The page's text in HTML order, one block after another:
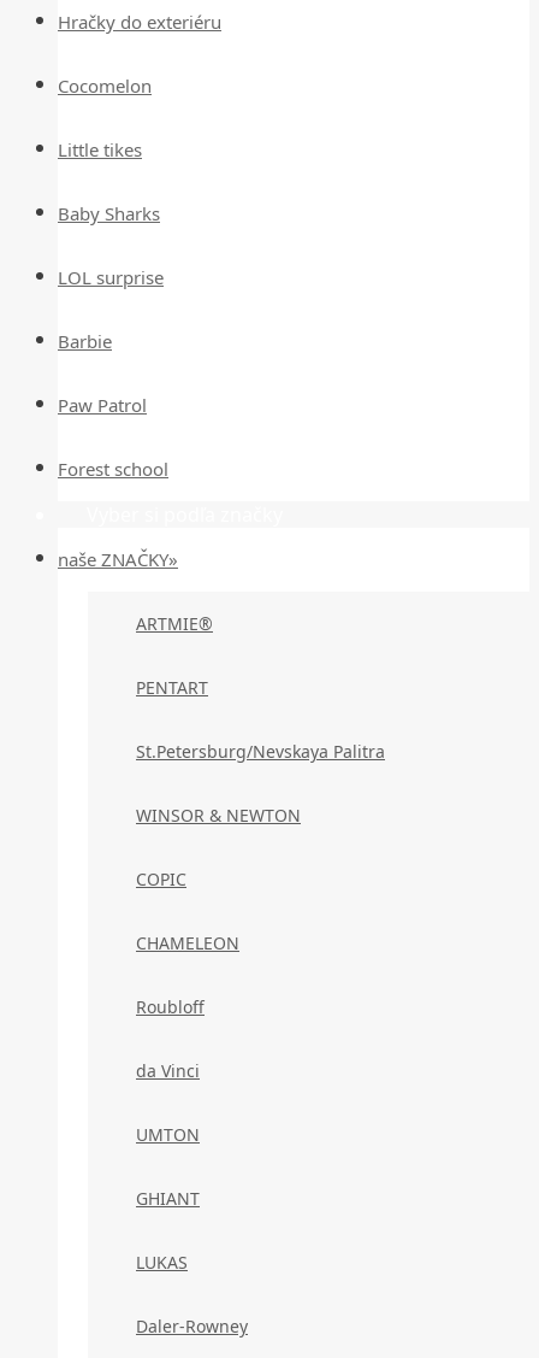
Hračky do exteriéru
Cocomelon
Little tikes
Baby Sharks
LOL surprise
Barbie
Paw Patrol
Forest school
naše ZNAČKY»
ARTMIE®
PENTART
St.Petersburg/Nevskaya Palitra
WINSOR & NEWTON
COPIC
CHAMELEON
Roubloff
da Vinci
UMTON
GHIANT
LUKAS
Daler-Rowney